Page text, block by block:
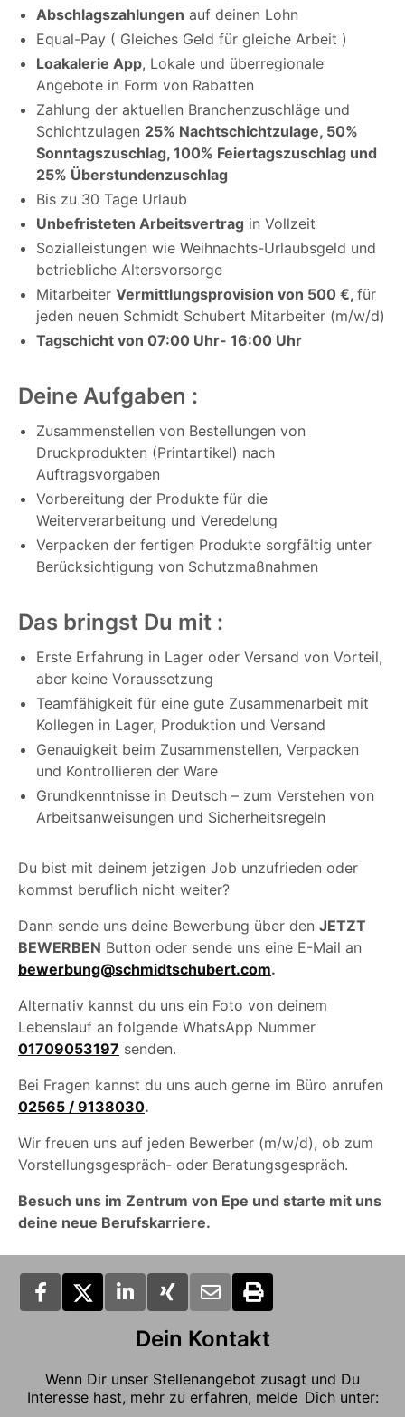
Abschlagszahlungen auf deinen Lohn
Equal-Pay ( Gleiches Geld für gleiche Arbeit )
Loakalerie App, Lokale und überregionale
Angebote in Form von Rabatten
Zahlung der aktuellen Branchenzuschläge und
Schichtzulagen 25% Nachtschichtzulage, 50%
Sonntagszuschlag, 100% Feiertagszuschlag und
25% Überstundenzuschlag
Bis zu 30 Tage Urlaub
Unbefristeten Arbeitsvertrag in Vollzeit
Sozialleistungen wie Weihnachts-Urlaubsgeld und
betriebliche Altersvorsorge
Mitarbeiter Vermittlungsprovision von 500 €, für
jeden neuen Schmidt Schubert Mitarbeiter (m/w/d)
Tagschicht von 07:00 Uhr- 16:00 Uhr
Deine Aufgaben :
Zusammenstellen von Bestellungen von
Druckprodukten (Printartikel) nach
Auftragsvorgaben
Vorbereitung der Produkte für die
Weiterverarbeitung und Veredelung
Verpacken der fertigen Produkte sorgfältig unter
Berücksichtigung von Schutzmaßnahmen
Das bringst Du mit :
Erste Erfahrung in Lager oder Versand von Vorteil,
aber keine Voraussetzung
Teamfähigkeit für eine gute Zusammenarbeit mit
Kollegen in Lager, Produktion und Versand
Genauigkeit beim Zusammenstellen, Verpacken
und Kontrollieren der Ware
Grundkenntnisse in Deutsch – zum Verstehen von
Arbeitsanweisungen und Sicherheitsregeln
Du bist mit deinem jetzigen Job unzufrieden oder
kommst beruflich nicht weiter?
Dann sende uns deine Bewerbung über den JETZT
BEWERBEN Button oder sende uns eine E-Mail an
bewerbung@schmidtschubert.com.
Alternativ kannst du uns ein Foto von deinem
Lebenslauf an folgende WhatsApp Nummer
01709053197 senden.
Bei Fragen kannst du uns auch gerne im Büro anrufen
02565 / 9138030.
Wir freuen uns auf jeden Bewerber (m/w/d), ob zum
Vorstellungsgespräch- oder Beratungsgespräch.
Besuch uns im Zentrum von Epe und starte mit uns
deine neue Berufskarriere.
Dein Kontakt
Wenn Dir unser Stellenangebot zusagt und Du
Interesse hast, mehr zu erfahren, melde Dich unter: